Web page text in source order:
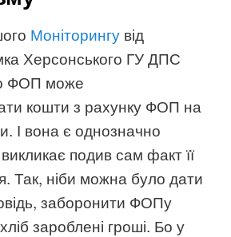
Моніторингу від
Херсонського ГУ ДПС
ФОП може
кошти з рахунку ФОП на
І вона є однозначно
подив сам факт її
Так, ніби можна було дати
заборонити ФОПу
зароблені гроші. Бо у